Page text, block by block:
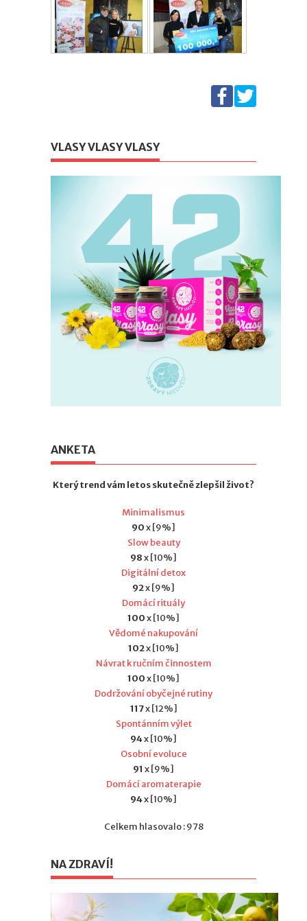
VLASY VLASY VLASY
ANKETA
Který trend vám letos skutečně zlepšil život?
Minimalismus
90x [9%]
Slow beauty
98x [10%]
Digitální detox
92x [9%]
Domácí rituály
100x [10%]
Vědomé nakupování
102x [10%]
Návrat k ručním činnostem
100x [10%]
Dodržování obyčejné rutiny
117x [12%]
Spontánním výlet
94x [10%]
Osobní evoluce
91 x [9%]
Domácí aromaterapie
94x [10%]
Celkem hlasovalo : 978
NA ZDRAVÍ!